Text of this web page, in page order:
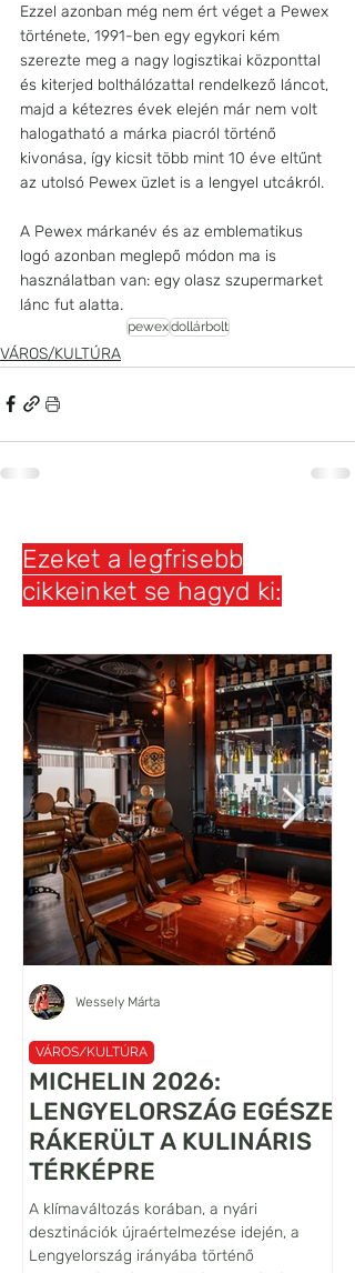
Ezzel azonban még nem ért véget a Pewex
története, 1991-ben egy egykori kém
szerezte meg a nagy logisztikai központtal
és kiterjed bolthálózattal rendelkező láncot,
majd a kétezres évek elején már nem volt
halogatható a márka piacról történő
kivonása, így kicsit több mint 10 éve eltűnt
az utolsó Pewex üzlet is a lengyel utcákról.
A Pewex márkanév és az emblematikus
logó azonban meglepő módon ma is
használatban van: egy olasz szupermarket
lánc fut alatta.
pewexdollárbolt
VÁROS/KULTÚRA
Ezeket a legfrisebb
cikkeinket se hagyd ki:
MICHELIN 2026:
LENGYELORSZÁG EGÉSZE
RÁKERÜLT A KULINÁRIS
TÉRKÉPRE
A klímaváltozás korában, a nyári
desztinációk újraértelmezése idején, a
Lengyelország irányába történő
VÁROS/KULTÚRA
Wessely Márta